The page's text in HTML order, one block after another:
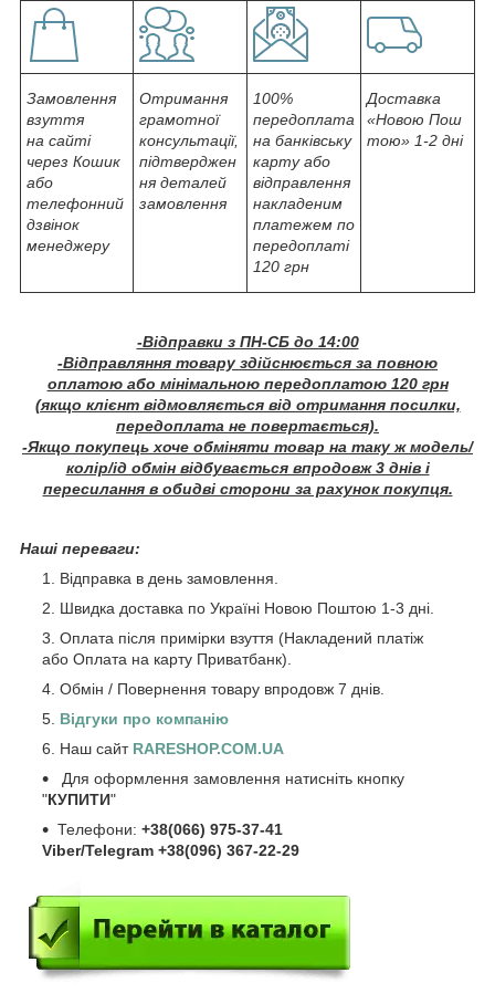
Замовлення
взуття
на сайті
через Кошик
або
телефонний
дзвінок
менеджеру
Отримання
грамотної
консультації,
підтверджен
ня деталей
замовлення
100%
передоплата
на банківську
карту або
відправлення
накладеним
платежем по
передоплаті
120 грн
Доставка
«Новою Пош
тою» 1-2 дні
-Відправки з ПН-СБ до 14:00
-Відправляння товару здійснюється за повною
оплатою або мінімальною передоплатою 120 грн
(якщо клієнт відмовляється від отримання посилки,
передоплата не повертається).
-Якщо покупець хоче обміняти товар на таку ж модель/
колір/ід обмін відбувається впродовж 3 днів і
пересилання в обидві сторони за рахунок покупця.
Наші переваги:
Відправка в день замовлення.
Швидка доставка по Україні Новою Поштою 1-3 дні.
Оплата після примірки взуття (Накладений платіж
або Оплата на карту Приватбанк).
Обмін / Повернення товару впродовж 7 днів.
Відгуки про компанію
Наш сайт RARESHOP.COM.UA
Для оформлення замовлення натисніть кнопку
"КУПИТИ"
Телефони: +38(066) 975-37-41
Viber/Telegram +38(096) 367-22-29